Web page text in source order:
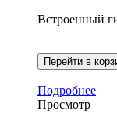
Встроенный
Перейти в
Подробнее
Просмотр